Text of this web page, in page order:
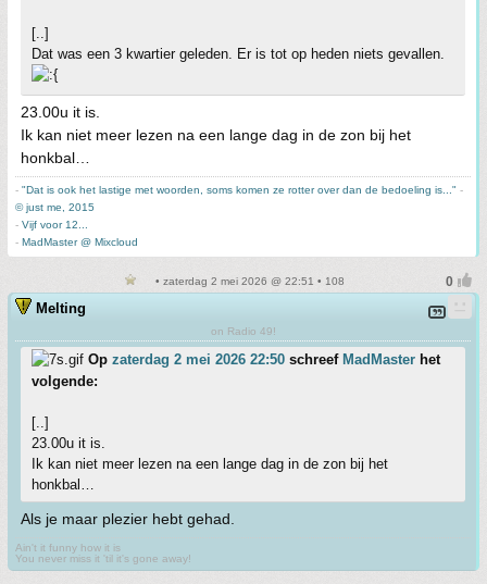
[..]
Dat was een 3 kwartier geleden. Er is tot op heden niets gevallen.
23.00u it is.
Ik kan niet meer lezen na een lange dag in de zon bij het
honkbal…
- "Dat is ook het lastige met woorden, soms komen ze rotter over dan de bedoeling is..." -
© just me, 2015
- Vijf voor 12...
- MadMaster @ Mixcloud
• zaterdag 2 mei 2026 @ 22:51 • 108
Melting
on Radio 49!
Op zaterdag 2 mei 2026 22:50 schreef MadMaster het
volgende:
[..]
23.00u it is.
Ik kan niet meer lezen na een lange dag in de zon bij het
honkbal…
Als je maar plezier hebt gehad.
Ain't it funny how it is
You never miss it 'til it's gone away!